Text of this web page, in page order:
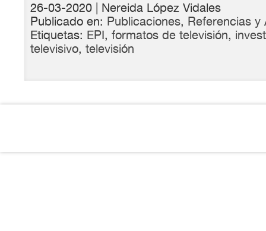
26-03-2020 | Nereida López Vidales
Publicado en: Publicaciones, Referencias y
Etiquetas: EPI, formatos de televisión,
televisivo, televisión